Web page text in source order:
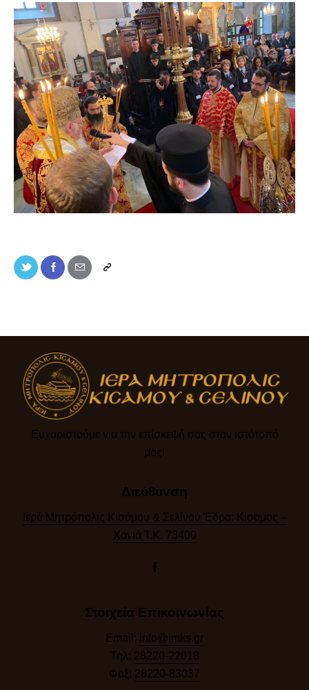
Ευχαριστούμε για την επίσκεψή σας στον ιστότοπό
μας!​
Διεύθυνση
Ιερά Μητρόπολις Κισάμου & Σελίνου Έδρα: Κίσαμος –
Χανιά Τ.Κ. 73400
Στοιχεία Επικοινωνίας
Email: info@imks.gr
Τηλ: 28220-22018
Φαξ: 28220-83037